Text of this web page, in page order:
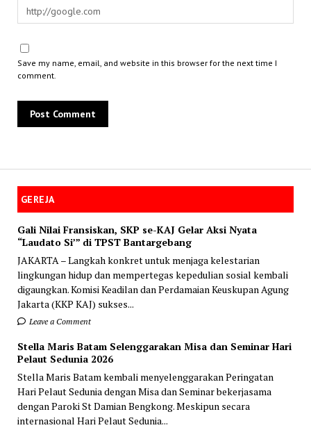
GEREJA
Gali Nilai Fransiskan, SKP se-KAJ Gelar Aksi Nyata
“Laudato Si’” di TPST Bantargebang
JAKARTA – Langkah konkret untuk menjaga kelestarian
lingkungan hidup dan mempertegas kepedulian sosial kembali
digaungkan. Komisi Keadilan dan Perdamaian Keuskupan Agung
Jakarta (KKP KAJ) sukses...
Leave a Comment
Stella Maris Batam Selenggarakan Misa dan Seminar Hari
Pelaut Sedunia 2026
Stella Maris Batam kembali menyelenggarakan Peringatan
Hari Pelaut Sedunia dengan Misa dan Seminar bekerjasama
dengan Paroki St Damian Bengkong. Meskipun secara
internasional Hari Pelaut Sedunia...
Save my name, email, and website in this browser for the next time I
comment.